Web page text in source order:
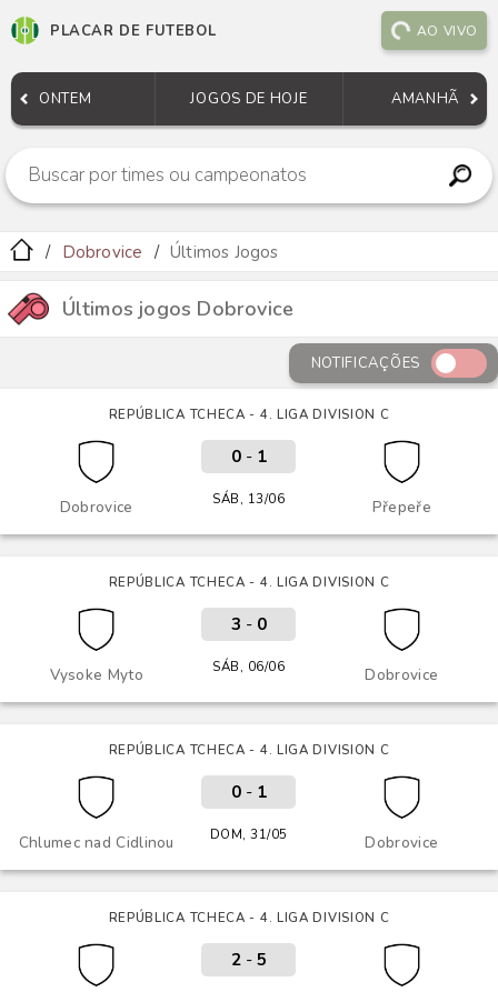
PLACAR DE FUTEBOL AO VIVO
ONTEM JOGOS DE HOJE AMANHÃ
Dobrovice Últimos Jogos
Últimos jogos Dobrovice
NOTIFICAÇÕES
REPÚBLICA TCHECA - 4. LIGA DIVISION C
Dobrovice Přepeře
0- 1
SÁB, 13/06
REPÚBLICA TCHECA - 4. LIGA DIVISION C
Vysoke Myto Dobrovice
3 - 0
SÁB, 06/06
REPÚBLICA TCHECA - 4. LIGA DIVISION C
Chlumec nad Cidlinou Dobrovice
0- 1
DOM, 31/05
REPÚBLICA TCHECA - 4. LIGA DIVISION C
2- 5